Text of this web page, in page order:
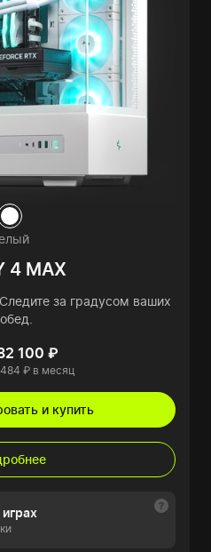
4 MAX
за градусом ваших
100 ₽
484 ₽ в месяц
и купить